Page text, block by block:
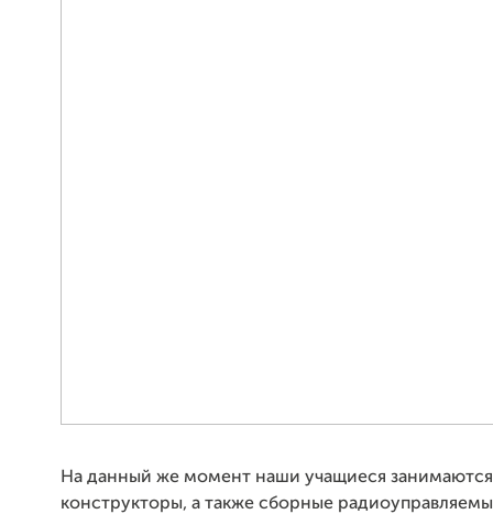
На данный же момент наши учащиеся
конструкторы, а также сборные